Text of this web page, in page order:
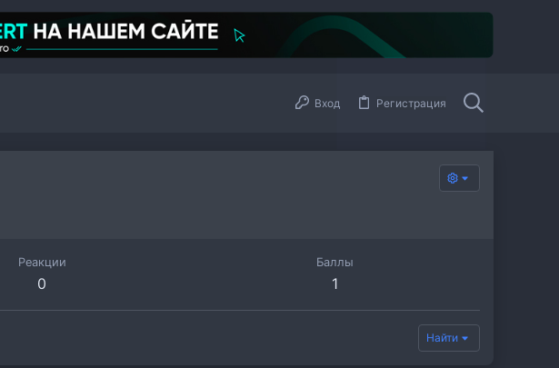
Вход Регистрация
Реакции
0
Баллы
1
Найти